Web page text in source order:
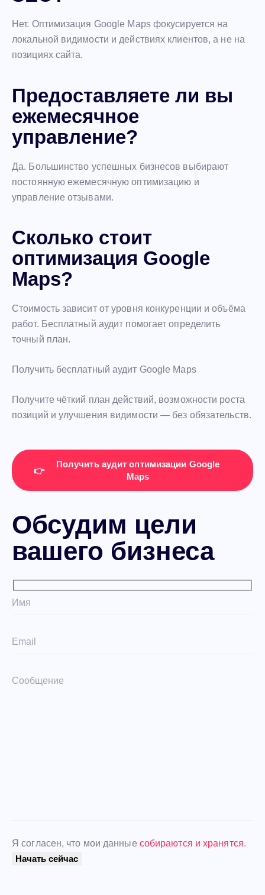
Нет. Оптимизация Google Maps фокусируется на
локальной видимости и действиях клиентов, а не на
позициях сайта.
Предоставляете ли вы
ежемесячное
управление?
Да. Большинство успешных бизнесов выбирают
постоянную ежемесячную оптимизацию и
управление отзывами.
Сколько стоит
оптимизация Google
Maps?
Стоимость зависит от уровня конкуренции и объёма
работ. Бесплатный аудит помогает определить
точный план.
Получить бесплатный аудит Google Maps
Получите чёткий план действий, возможности роста
позиций и улучшения видимости — без обязательств.
👉
Получить аудит оптимизации Google
Maps
Обсудим цели
вашего бизнеса
Я согласен, что мои данные собираются и хранятся.